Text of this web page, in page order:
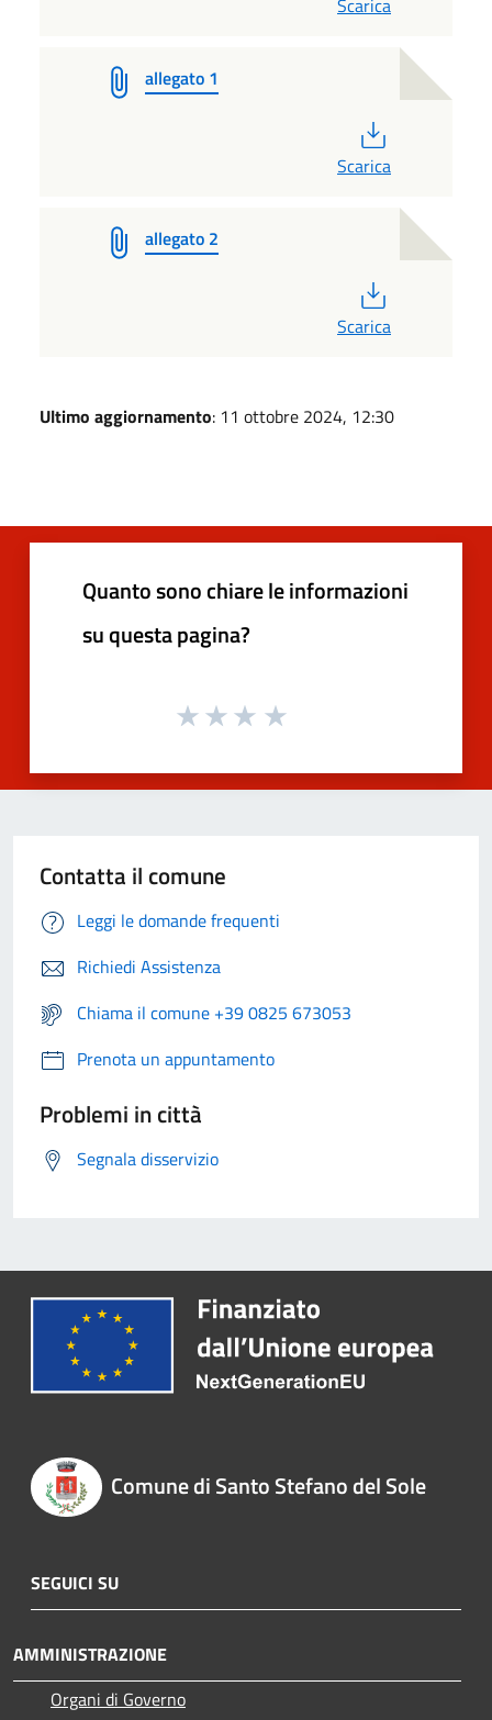
allegato 1
Scarica
allegato 2
Scarica
Ultimo aggiornamento: 11 ottobre 2024, 12:30
Quanto sono chiare le informazioni
su questa pagina?
Contatta il comune
Leggi le domande frequenti
Richiedi Assistenza
Chiama il comune +39 0825 673053
Prenota un appuntamento
Problemi in città
Segnala disservizio
Comune di Santo Stefano del Sole
SEGUICI SU
AMMINISTRAZIONE
Organi di Governo